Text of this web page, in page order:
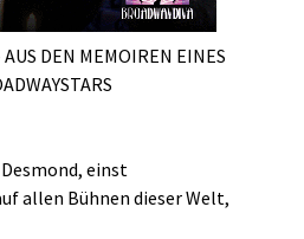
DEN MEMOIREN EINES
einst
allen Bühnen dieser Welt,